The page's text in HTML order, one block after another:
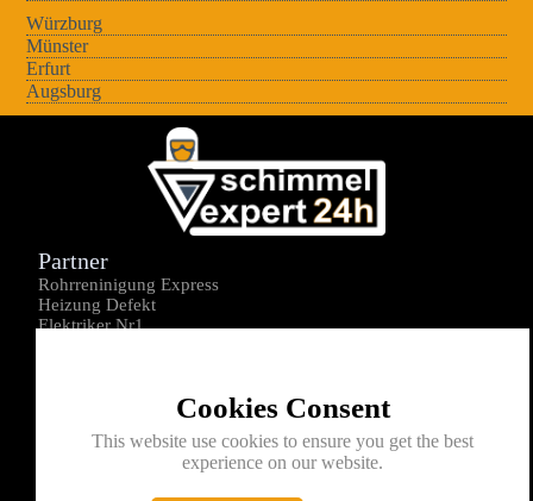
Würzburg
Münster
Erfurt
Augsburg
Cookies Consent
This website use cookies to ensure you get the best
experience on our website.
Partner
Rohrreninigung Express
Heizung Defekt
Elektriker Nr1
Kontakt